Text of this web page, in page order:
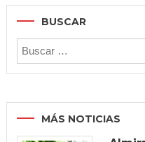
BUSCAR
MÁS NOTICIAS